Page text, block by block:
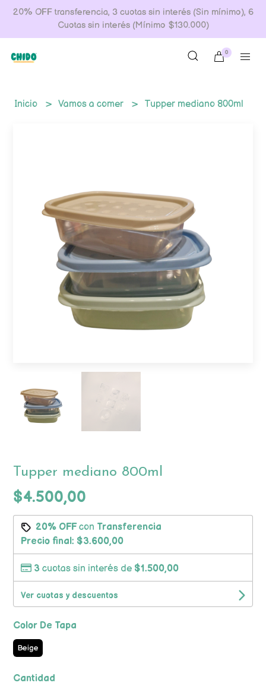
20% OFF transferencia, 3 cuotas sin interés (Sin mínimo), 6
Cuotas sin interés (Mínimo $130.000)
0
Inicio Vamos a comer Tupper mediano 800ml
Tupper mediano 800ml
$4.500,00
20% OFFcon Transferencia
Precio final: $3.600,00
3 cuotas sin interés de $1.500,00
Ver cuotas y descuentos
Color De Tapa
Beige
Cantidad